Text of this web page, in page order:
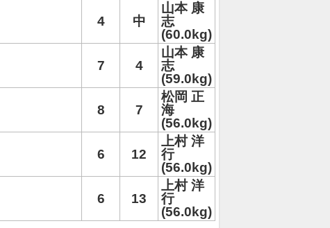
4 中
山本 康
志
(60.0kg)
7 4
山本 康
志
(59.0kg)
8 7
松岡 正
海
(56.0kg)
6 12
上村 洋
行
(56.0kg)
6 13
上村 洋
行
(56.0kg)